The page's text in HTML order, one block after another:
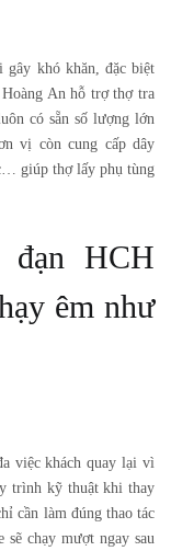
gây khó khăn, đặc biệt
An hỗ trợ thợ tra
có sẵn số lượng lớn
vị còn cung cấp dây
giúp thợ lấy phụ tùng
đạn HCH
êm như
việc khách quay lại vì
trình kỹ thuật khi thay
cần làm đúng thao tác
sẽ chạy mượt ngay sau